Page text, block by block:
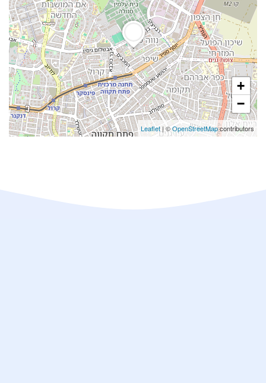
+
−
Leaflet | ©OpenStreetMapcontributors